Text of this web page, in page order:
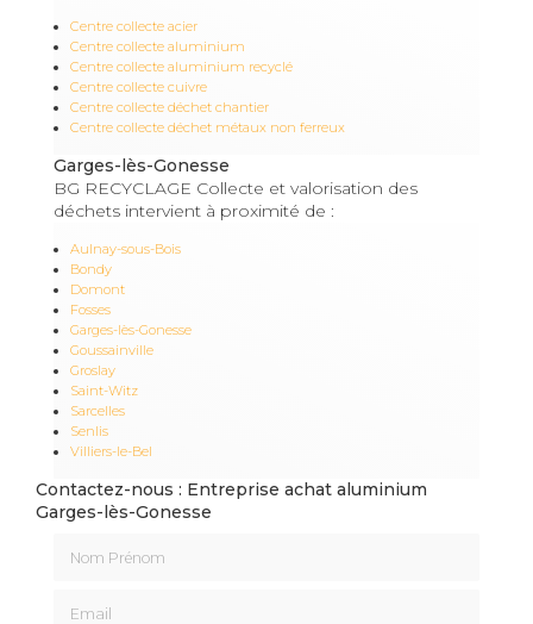
Centre collecte acier
Centre collecte aluminium
Centre collecte aluminium recyclé
Centre collecte cuivre
Centre collecte déchet chantier
Centre collecte déchet métaux non ferreux
Garges-lès-Gonesse
BG RECYCLAGE Collecte et valorisation des
déchets intervient à proximité de :
Aulnay-sous-Bois
Bondy
Domont
Fosses
Garges-lès-Gonesse
Goussainville
Groslay
Saint-Witz
Sarcelles
Senlis
Villiers-le-Bel
Contactez-nous : Entreprise achat aluminium
Garges-lès-Gonesse